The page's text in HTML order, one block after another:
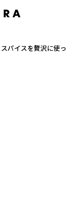
R A
パイスを贅沢に使っ